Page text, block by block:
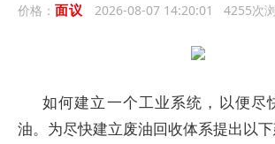
价格： 面议 2026-08-07 14:20:01 4255次
如何建立一个工业系统，以便尽
油。为尽快建立废油回收体系提出以